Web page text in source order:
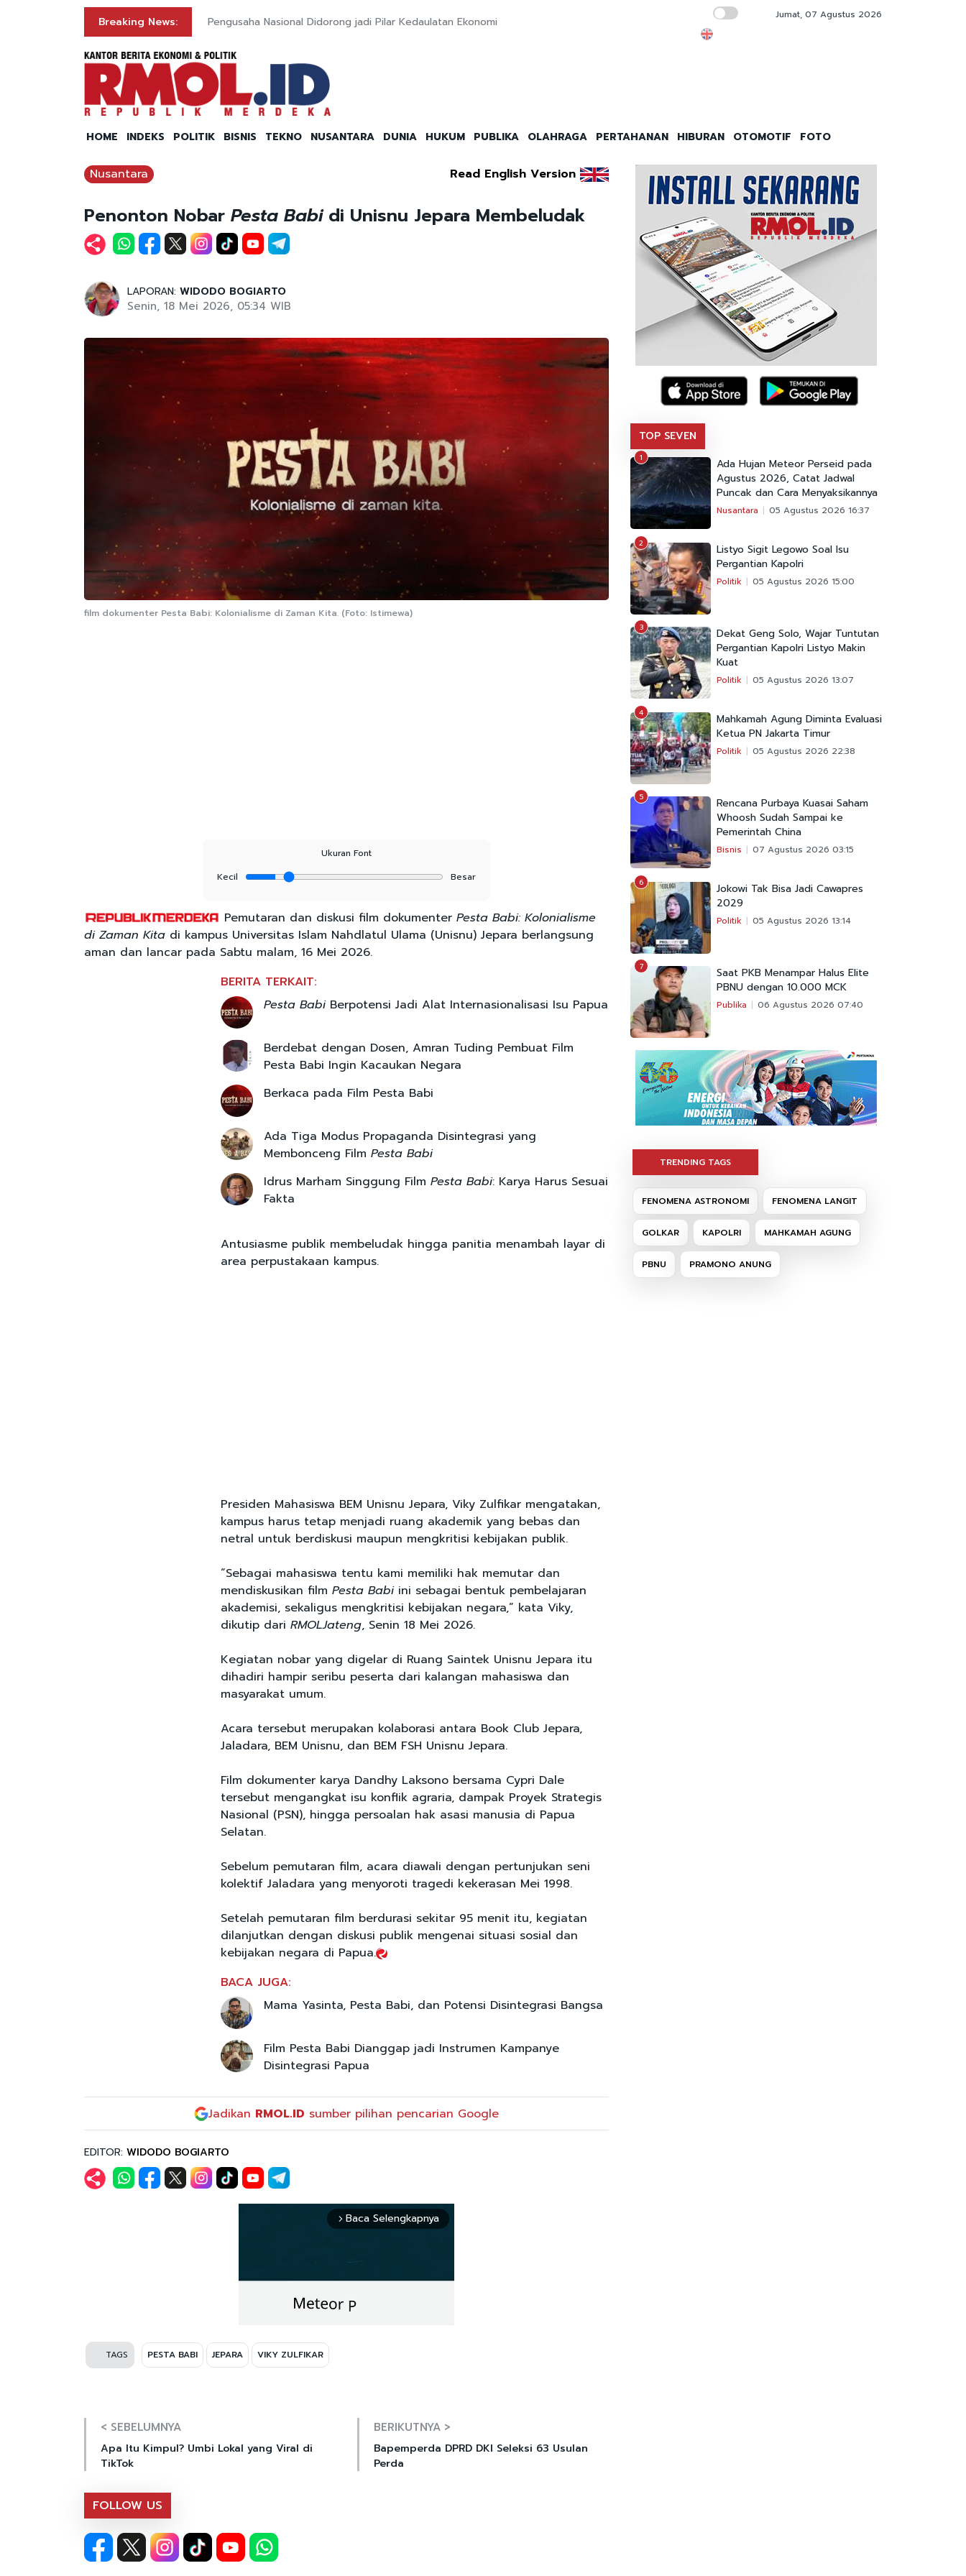
Breaking News:
soal Nuklir Iran Pengusaha Nasional Didorong jadi Pilar Kedaulatan Ekonomi Hubungan Industrial Harmonis Fondasi
Jumat, 07 Agustus 2026
HOME INDEKS POLITIK BISNIS TEKNO NUSANTARA DUNIA HUKUM PUBLIKA OLAHRAGA PERTAHANAN HIBURAN OTOMOTIF FOTO
Nusantara Read English Version
Penonton Nobar Pesta Babidi Unisnu Jepara Membeludak
LAPORAN: WIDODO BOGIARTO
Senin, 18 Mei 2026, 05:34 WIB
film dokumenter Pesta Babi: Kolonialisme di Zaman Kita. (Foto: Istimewa)
Ukuran Font
Kecil
Besar
Pemutaran dan diskusi film dokumenter Pesta Babi: Kolonialisme
di Zaman Kita di kampus Universitas Islam Nahdlatul Ulama (Unisnu) Jepara berlangsung
aman dan lancar pada Sabtu malam, 16 Mei 2026.
BERITA TERKAIT:
Pesta BabiBerpotensi Jadi Alat Internasionalisasi Isu Papua
Berdebat dengan Dosen, Amran Tuding Pembuat Film
Pesta Babi Ingin Kacaukan Negara
Berkaca pada Film Pesta Babi
Ada Tiga Modus Propaganda Disintegrasi yang
Membonceng Film Pesta Babi
Idrus Marham Singgung Film Pesta Babi: Karya Harus Sesuai
Fakta
Antusiasme publik membeludak hingga panitia menambah layar di
area perpustakaan kampus.
Presiden Mahasiswa BEM Unisnu Jepara, Viky Zulfikar mengatakan,
kampus harus tetap menjadi ruang akademik yang bebas dan
netral untuk berdiskusi maupun mengkritisi kebijakan publik.
“Sebagai mahasiswa tentu kami memiliki hak memutar dan
mendiskusikan film Pesta Babiini sebagai bentuk pembelajaran
akademisi, sekaligus mengkritisi kebijakan negara,” kata Viky,
dikutip dari RMOLJateng, Senin 18 Mei 2026.
Kegiatan nobar yang digelar di Ruang Saintek Unisnu Jepara itu
dihadiri hampir seribu peserta dari kalangan mahasiswa dan
masyarakat umum.
Acara tersebut merupakan kolaborasi antara Book Club Jepara,
Jaladara, BEM Unisnu, dan BEM FSH Unisnu Jepara.
Film dokumenter karya Dandhy Laksono bersama Cypri Dale
tersebut mengangkat isu konflik agraria, dampak Proyek Strategis
Nasional (PSN), hingga persoalan hak asasi manusia di Papua
Selatan.
Sebelum pemutaran film, acara diawali dengan pertunjukan seni
kolektif Jaladara yang menyoroti tragedi kekerasan Mei 1998.
Setelah pemutaran film berdurasi sekitar 95 menit itu, kegiatan
dilanjutkan dengan diskusi publik mengenai situasi sosial dan
kebijakan negara di Papua.
BACA JUGA:
Mama Yasinta, Pesta Babi, dan Potensi Disintegrasi Bangsa
Film Pesta Babi Dianggap jadi Instrumen Kampanye
Disintegrasi Papua
Jadikan RMOL.ID sumber pilihan pencarian Google
EDITOR: WIDODO BOGIARTO
arrow_forward_ios Baca Selengkapnya
TAGS PESTA BABI JEPARA VIKY ZULFIKAR
< SEBELUMNYA
Apa Itu Kimpul? Umbi Lokal yang Viral di
TikTok
BERIKUTNYA >
Bapemperda DPRD DKI Seleksi 63 Usulan
Perda
FOLLOW US
TOP SEVEN
1
Ada Hujan Meteor Perseid pada
Agustus 2026, Catat Jadwal
Puncak dan Cara Menyaksikannya
Nusantara 05 Agustus 2026 16:37
2
Listyo Sigit Legowo Soal Isu
Pergantian Kapolri
Politik 05 Agustus 2026 15:00
3
Dekat Geng Solo, Wajar Tuntutan
Pergantian Kapolri Listyo Makin
Kuat
Politik 05 Agustus 2026 13:07
4
Mahkamah Agung Diminta Evaluasi
Ketua PN Jakarta Timur
Politik 05 Agustus 2026 22:38
5
Rencana Purbaya Kuasai Saham
Whoosh Sudah Sampai ke
Pemerintah China
Bisnis 07 Agustus 2026 03:15
6
Jokowi Tak Bisa Jadi Cawapres
2029
Politik 05 Agustus 2026 13:14
7
Saat PKB Menampar Halus Elite
PBNU dengan 10.000 MCK
Publika 06 Agustus 2026 07:40
TRENDING TAGS
FENOMENA ASTRONOMI FENOMENA LANGIT
GOLKAR KAPOLRI MAHKAMAH AGUNG
PBNU PRAMONO ANUNG